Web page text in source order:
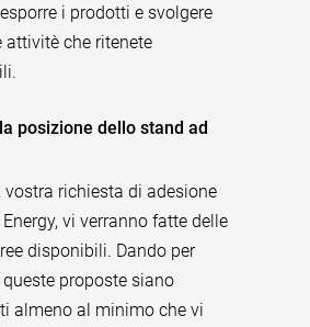
i prodotti e svolgere
attivitè che ritenete
posizione dello stand ad
vostra richiesta di adesione
vi verranno fatte delle
disponibili. Dando per
proposte siano
almeno al minimo che vi